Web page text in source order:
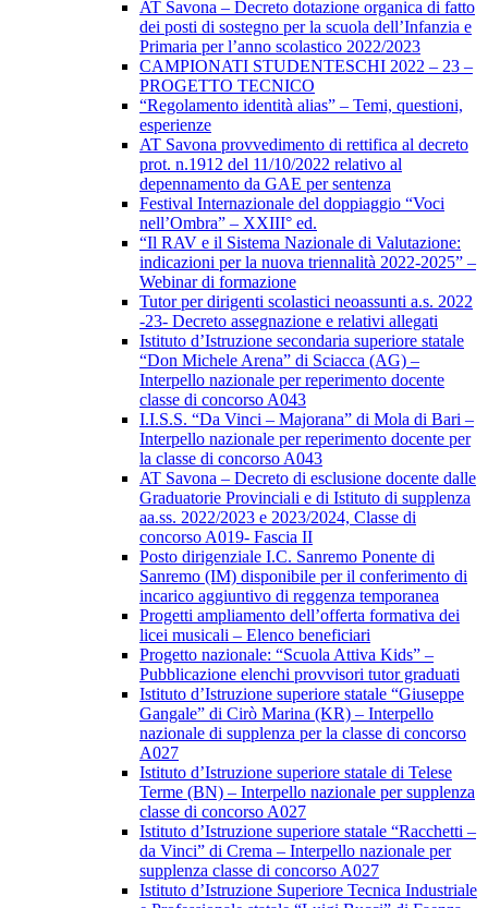
AT Savona – Decreto dotazione organica di fatto
dei posti di sostegno per la scuola dell’Infanzia e
Primaria per l’anno scolastico 2022/2023
CAMPIONATI STUDENTESCHI 2022 – 23 –
PROGETTO TECNICO
“Regolamento identità alias” – Temi, questioni,
esperienze
AT Savona provvedimento di rettifica al decreto
prot. n.1912 del 11/10/2022 relativo al
depennamento da GAE per sentenza
Festival Internazionale del doppiaggio “Voci
nell’Ombra” – XXIII° ed.
“Il RAV e il Sistema Nazionale di Valutazione:
indicazioni per la nuova triennalità 2022-2025” –
Webinar di formazione
Tutor per dirigenti scolastici neoassunti a.s. 2022
-23- Decreto assegnazione e relativi allegati
Istituto d’Istruzione secondaria superiore statale
“Don Michele Arena” di Sciacca (AG) –
Interpello nazionale per reperimento docente
classe di concorso A043
I.I.S.S. “Da Vinci – Majorana” di Mola di Bari –
Interpello nazionale per reperimento docente per
la classe di concorso A043
AT Savona – Decreto di esclusione docente dalle
Graduatorie Provinciali e di Istituto di supplenza
aa.ss. 2022/2023 e 2023/2024, Classe di
concorso A019- Fascia II
Posto dirigenziale I.C. Sanremo Ponente di
Sanremo (IM) disponibile per il conferimento di
incarico aggiuntivo di reggenza temporanea
Progetti ampliamento dell’offerta formativa dei
licei musicali – Elenco beneficiari
Progetto nazionale: “Scuola Attiva Kids” –
Pubblicazione elenchi provvisori tutor graduati
Istituto d’Istruzione superiore statale “Giuseppe
Gangale” di Cirò Marina (KR) – Interpello
nazionale di supplenza per la classe di concorso
A027
Istituto d’Istruzione superiore statale di Telese
Terme (BN) – Interpello nazionale per supplenza
classe di concorso A027
Istituto d’Istruzione superiore statale “Racchetti –
da Vinci” di Crema – Interpello nazionale per
supplenza classe di concorso A027
Istituto d’Istruzione Superiore Tecnica Industriale